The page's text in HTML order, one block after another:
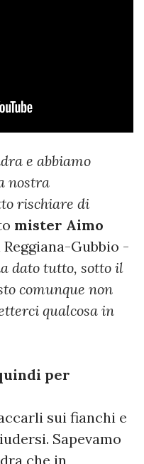
e abbiamo
nostra
rischiare di
mister Aimo
Gubbio -
dato tutto, sotto il
comunque non
qualcosa in
per
sui fianchi e
Sapevamo
che in